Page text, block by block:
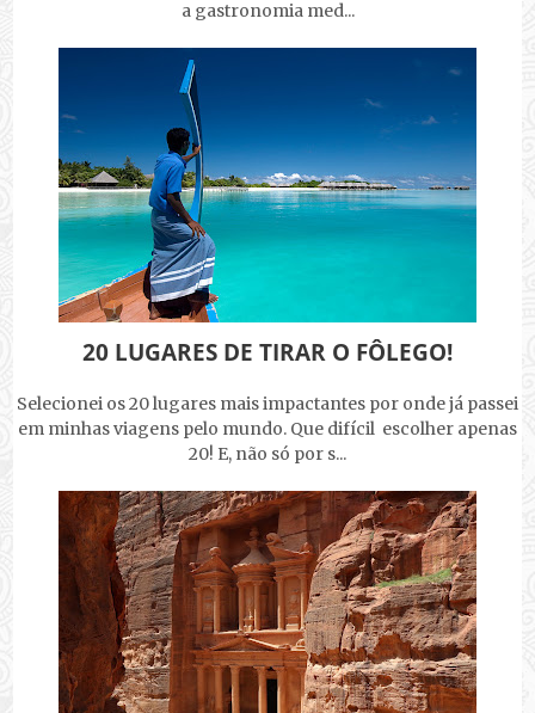
a gastronomia med...
20 LUGARES DE TIRAR O FÔLEGO!
Selecionei os 20 lugares mais impactantes por onde já passei
em minhas viagens pelo mundo. Que difícil escolher apenas
20! E, não só por s...